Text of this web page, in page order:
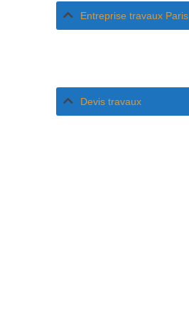
Entreprise travaux Paris
Devis travaux